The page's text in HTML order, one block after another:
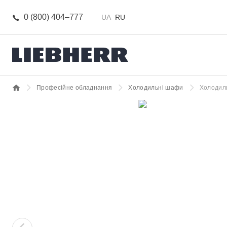
0 (800) 404–777 UA RU
Професійне обладнання Холодильні шафи